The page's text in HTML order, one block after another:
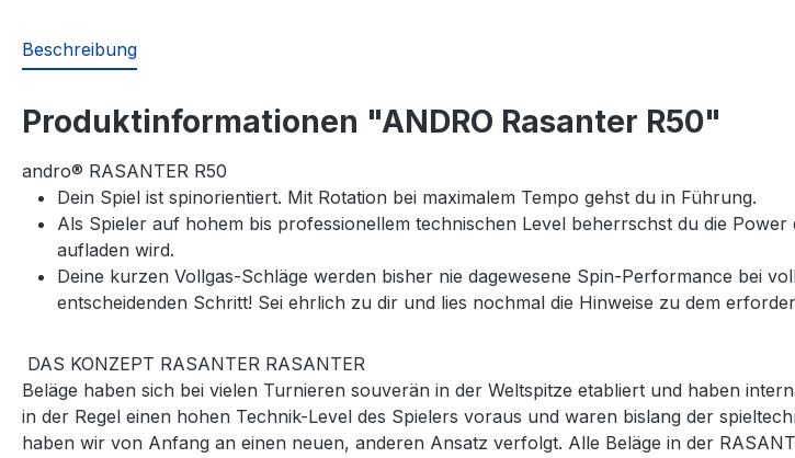
Beschreibung
Produktinformationen "ANDRO Rasanter R50"
andro® RASANTER R50
Dein Spiel ist spinorientiert. Mit Rotation bei maximalem Tempo gehst du in Führung.
Als Spieler auf hohem bis professionellem technischen Level beherrschst du die
aufladen wird.
Deine kurzen Vollgas-Schläge werden bisher nie dagewesene Spin-Performance bei
entscheidenden Schritt! Sei ehrlich zu dir und lies nochmal die Hinweise zu dem
DAS KONZEPT RASANTER RASANTER
Beläge haben sich bei vielen Turnieren souverän in der Weltspitze etabliert und haben
in der Regel einen hohen Technik-Level des Spielers voraus und waren bislang der
haben wir von Anfang an einen neuen, anderen Ansatz verfolgt. Alle Beläge in der